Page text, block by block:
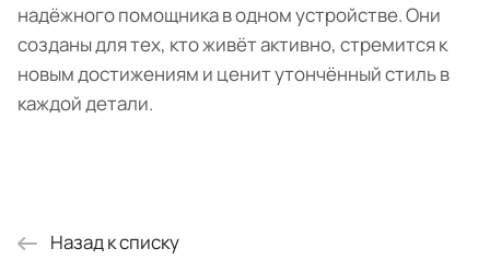
надёжного помощника в одном устройстве. Они
созданы для тех, кто живёт активно, стремится к
новым достижениям и ценит утончённый стиль в
каждой детали.
Назад к списку